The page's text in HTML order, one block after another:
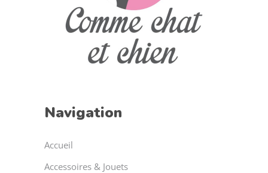
Navigation
Accueil
Accessoires & Jouets